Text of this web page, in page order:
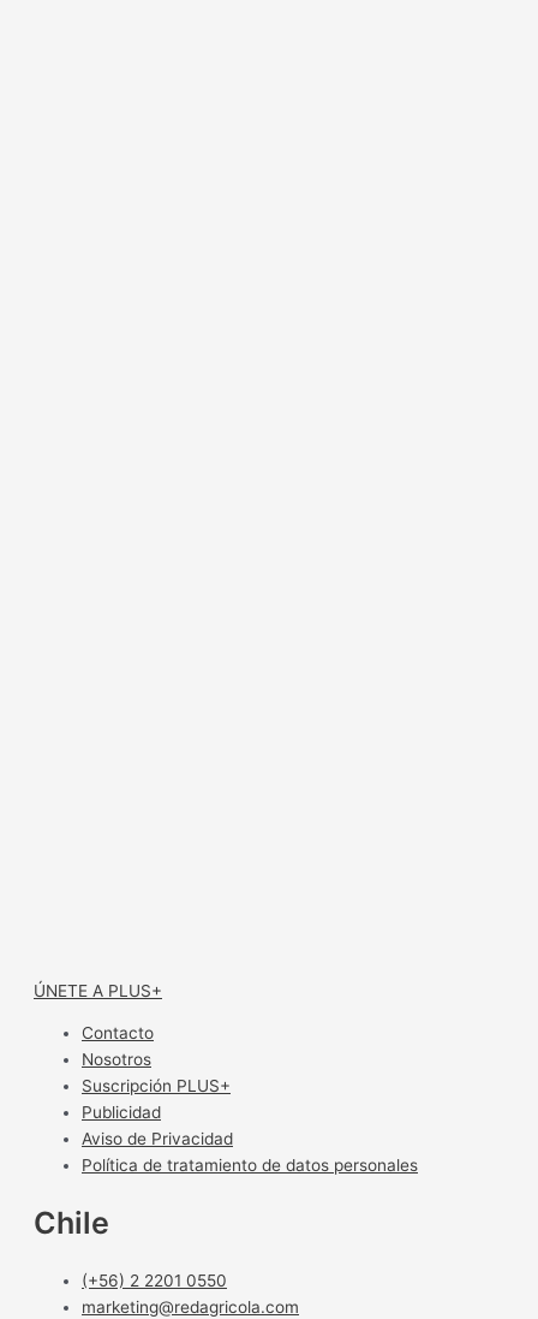
ÚNETE A PLUS+
Contacto
Nosotros
Suscripción PLUS+
Publicidad
Aviso de Privacidad
Política de tratamiento de datos personales
Chile
(+56) 2 2201 0550
marketing@redagricola.com